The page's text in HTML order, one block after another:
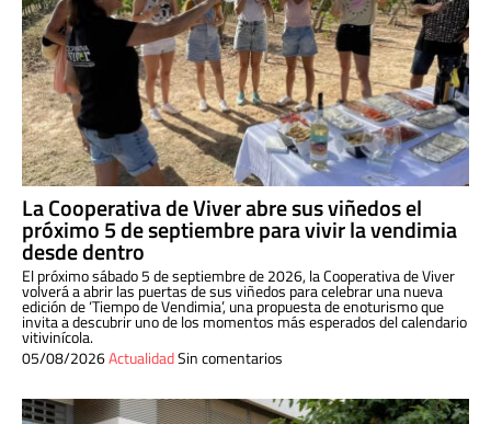
La Cooperativa de Viver abre sus viñedos el
próximo 5 de septiembre para vivir la vendimia
desde dentro
El próximo sábado 5 de septiembre de 2026, la Cooperativa de Viver
volverá a abrir las puertas de sus viñedos para celebrar una nueva
edición de ‘Tiempo de Vendimia’, una propuesta de enoturismo que
invita a descubrir uno de los momentos más esperados del calendario
vitivinícola.
05/08/2026ActualidadSin comentarios